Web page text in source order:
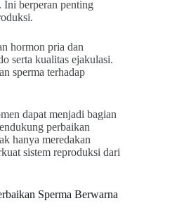
Ini berperan penting
hormon pria dan
serta kualitas ejakulasi.
sperma terhadap
dapat menjadi bagian
perbaikan
hanya meredakan
sistem reproduksi dari
Sperma Berwarna